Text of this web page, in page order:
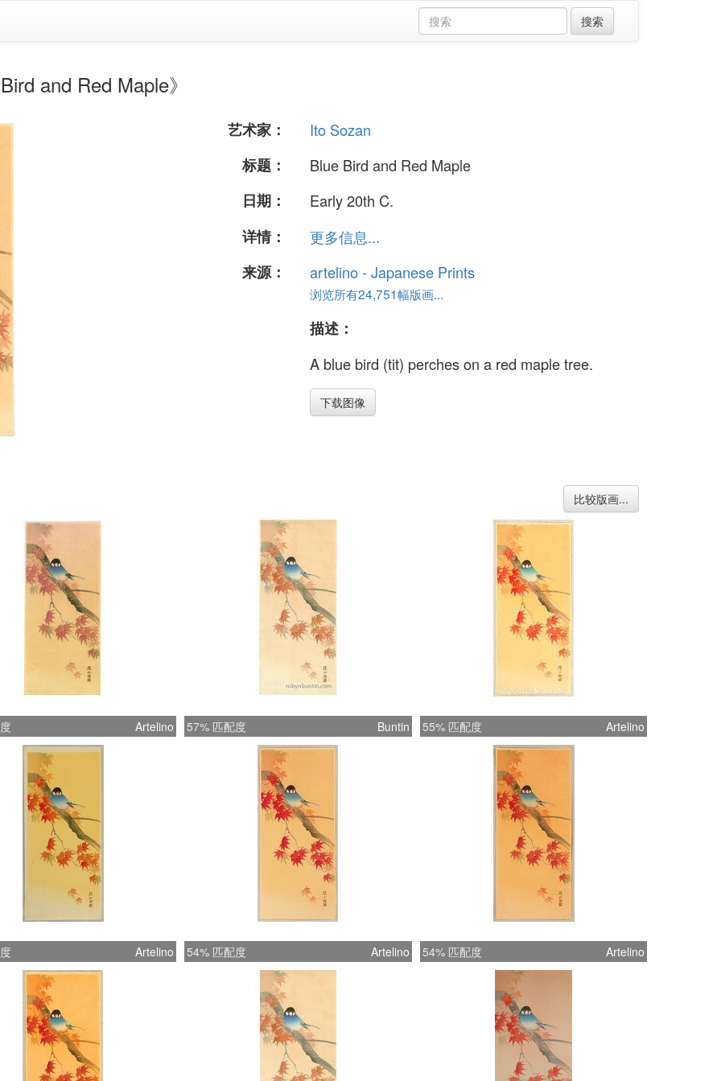
and Red Maple》
艺术家：
Ito Sozan
标题：
Blue Bird and Red Maple
日期：
Early 20th C.
详情：
更多信息...
来源：
artelino - Japanese Prints
浏览所有24,751幅版画...
描述：
A blue bird (tit) perches on a red maple tree.
下载图像
比较版画...
Artelino 57% 匹配度 Buntin 55% 匹配度 Artelino
Artelino 54% 匹配度 Artelino 54% 匹配度 Artelino